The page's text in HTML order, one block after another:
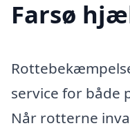
Farsø
service for både
Når rotterne